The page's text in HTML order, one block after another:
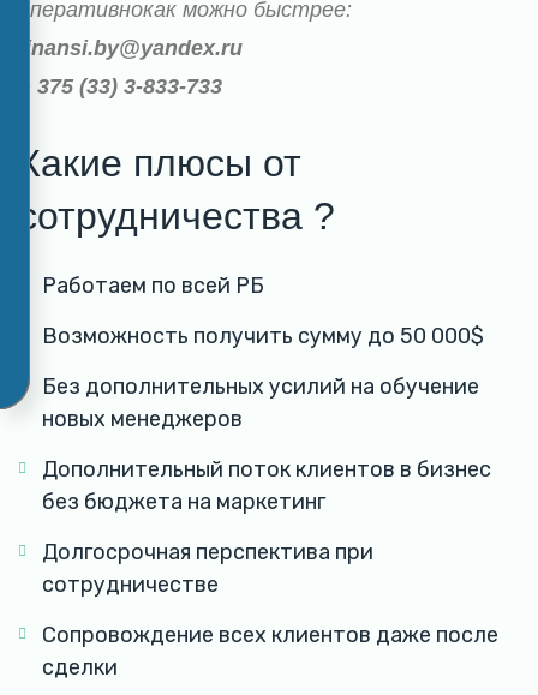
оперативнокак можно быстрее:
finansi.by@yandex.ru
+ 375 (33) 3-833-733
Какие плюсы от
сотрудничества ?
Работаем по всей РБ
Возможность получить сумму до 50 000$
Без дополнительных усилий на обучение
новых менеджеров
Дополнительный поток клиентов в бизнес
без бюджета на маркетинг
Долгосрочная перспектива при
сотрудничестве
Сопровождение всех клиентов даже после
сделки